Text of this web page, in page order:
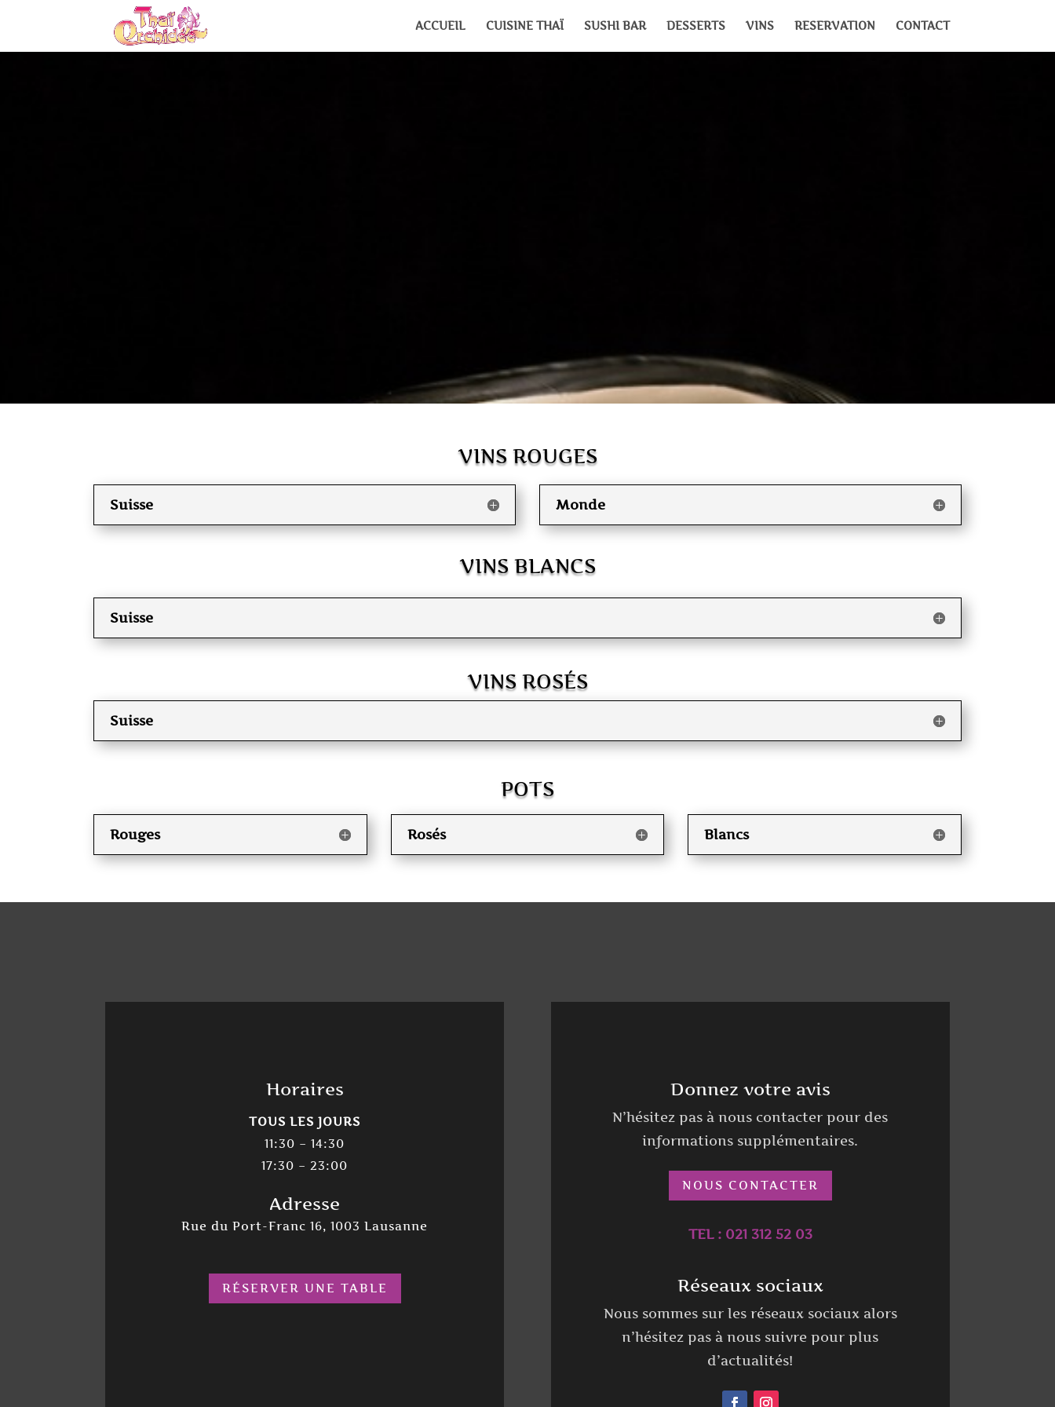
ACCUEIL CUISINE THAÏ SUSHI BAR DESSERTS VINS RESERVATION CONTACT
VINS ROUGES
Suisse Monde
VINS BLANCS
Suisse
VINS ROSÉS
Suisse
POTS
Rouges Rosés Blancs
Horaires
TOUS LES JOURS
11:30 – 14:30
17:30 – 23:00
Adresse
Rue du Port-Franc 16, 1003 Lausanne
RÉSERVER UNE TABLE
Donnez votre avis
N’hésitez pas à nous contacter pour des
informations supplémentaires.
NOUS CONTACTER
TEL : 021 312 52 03
Réseaux sociaux
Nous sommes sur les réseaux sociaux alors
n’hésitez pas à nous suivre pour plus
d’actualités!